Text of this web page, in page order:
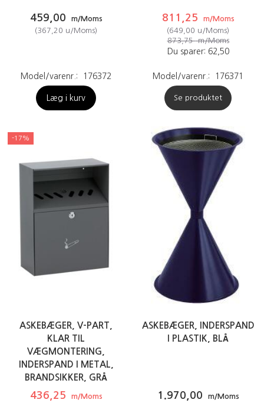
459,00
m/Moms
(367,20 u/Moms)
Model/varenr.: 176372
Læg i kurv
811,25
m/Moms
(649,00 u/Moms)
873,75m/Moms
Du sparer: 62,50
Model/varenr.: 176371
Se produktet
-17%
ASKEBÆGER, V-PART,
KLAR TIL
VÆGMONTERING,
INDERSPAND I METAL,
BRANDSIKKER, GRÅ
436,25
m/Moms
ASKEBÆGER, INDERSPAND
I PLASTIK, BLÅ
1.970,00
m/Moms